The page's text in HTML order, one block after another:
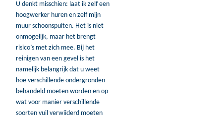
U denkt misschien: laat ik zelf een
hoogwerker huren en zelf mijn
muur schoonspuiten. Het is niet
onmogelijk, maar het brengt
risico’s met zich mee. Bij het
reinigen van een gevel is het
namelijk belangrijk dat u weet
hoe verschillende ondergronden
behandeld moeten worden en op
wat voor manier verschillende
soorten vuil verwijderd moeten